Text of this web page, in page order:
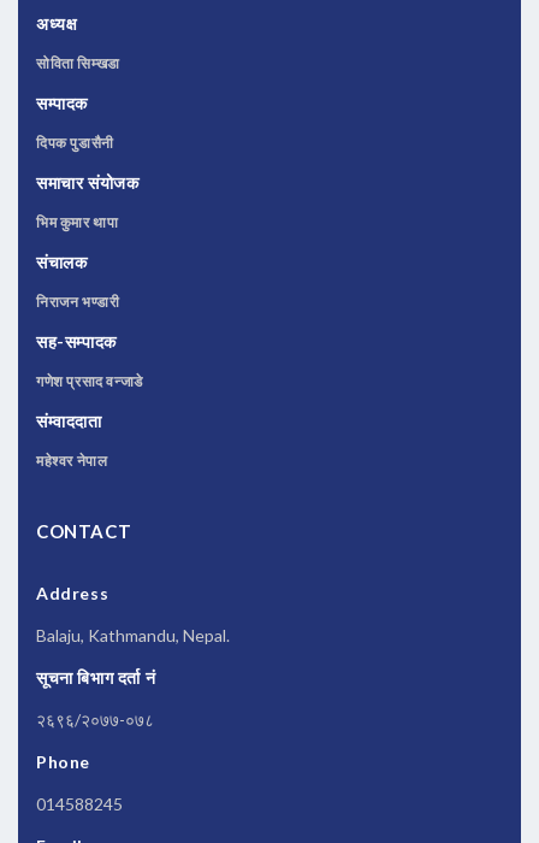
अध्यक्ष
सोविता सिम्खडा
सम्पादक
दिपक पुडासैनी
समाचार संयोजक
भिम कुमार थापा
संचालक
निराजन भण्डारी
सह-सम्पादक
गणेश प्रसाद वन्जाडे
संम्वाददाता
महेश्वर नेपाल
CONTACT
Address
Balaju, Kathmandu, Nepal.
सूचना बिभाग दर्ता नं
२६९६/२०७७-०७८
Phone
014588245